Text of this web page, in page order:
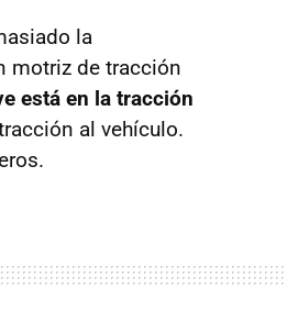
la
motriz de tracción
está en la tracción
al vehículo.